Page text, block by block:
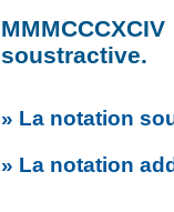
soustractive.
» La notation
» La notation